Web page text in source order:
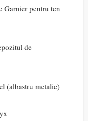
Garnier pentru ten
de
(albastru metalic)